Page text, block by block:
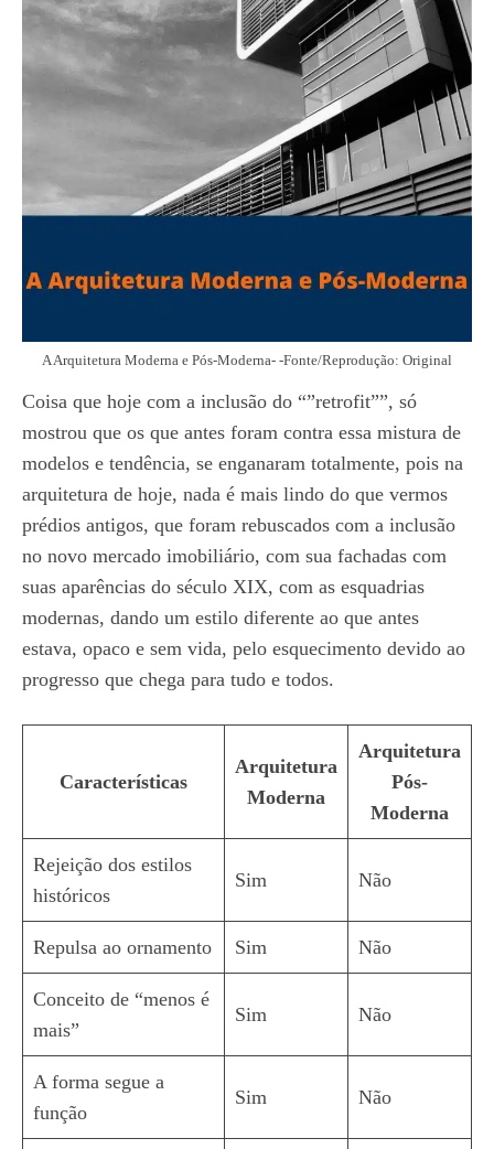
A Arquitetura Moderna e Pós-Moderna- -Fonte/Reprodução: Original
Coisa que hoje com a inclusão do “”retrofit””, só
mostrou que os que antes foram contra essa mistura de
modelos e tendência, se enganaram totalmente, pois na
arquitetura de hoje, nada é mais lindo do que vermos
prédios antigos, que foram rebuscados com a inclusão
no novo mercado imobiliário, com sua fachadas com
suas aparências do século XIX, com as esquadrias
modernas, dando um estilo diferente ao que antes
estava, opaco e sem vida, pelo esquecimento devido ao
progresso que chega para tudo e todos.
Características
Arquitetura
Moderna
Arquitetura
Pós-
Moderna
Rejeição dos estilos
históricos
Sim Não
Repulsa ao ornamento Sim Não
Conceito de “menos é
mais”
Sim Não
A forma segue a
função
Sim Não